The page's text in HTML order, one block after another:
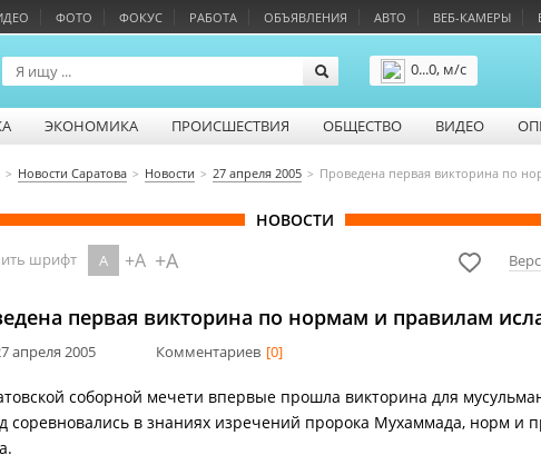
ФОТО ФОКУС РАБОТА ОБЪЯВЛЕНИЯ АВТО ВЕБ-КАМЕРЫ
0...0, м/с
ЭКОНОМИКА ПРОИСШЕСТВИЯ ОБЩЕСТВО ВИДЕО
Новости Саратова Новости 27 апреля 2005 Проведена первая викторина по
НОВОСТИ
шрифт A +A +A
первая викторина по нормам и правилам
апреля 2005 Комментариев [0]
соборной мечети впервые прошла викторина для
соревновались в знаниях изречений пророка Мухаммада, норм и